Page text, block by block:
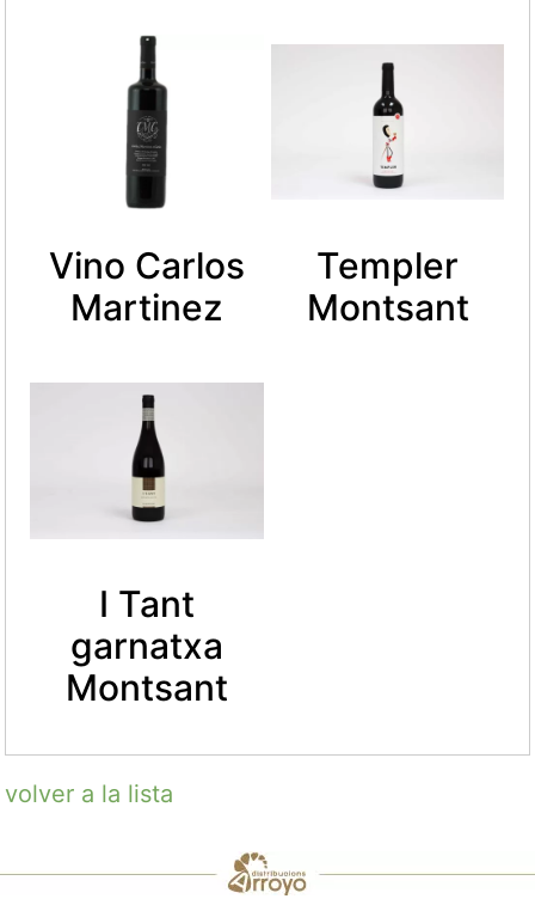
Vino Carlos
Martinez
Templer
Montsant
I Tant
garnatxa
Montsant
volver a la lista